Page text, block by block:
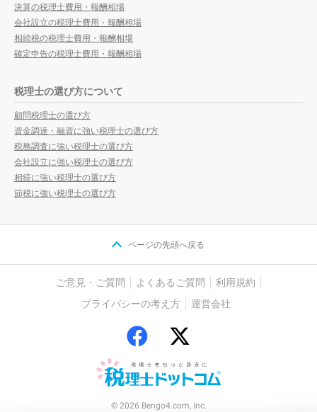
決算の税理士費用・報酬相場
会社設立の税理士費用・報酬相場
相続税の税理士費用・報酬相場
確定申告の税理士費用・報酬相場
税理士の選び方について
顧問税理士の選び方
資金調達・融資に強い税理士の選び方
税務調査に強い税理士の選び方
会社設立に強い税理士の選び方
相続に強い税理士の選び方
節税に強い税理士の選び方
ページの先頭へ戻る
ご意見・ご質問 よくあるご質問
利用規約
プライバシーの考え方
運営会社
© 2026 Bengo4.com, Inc.